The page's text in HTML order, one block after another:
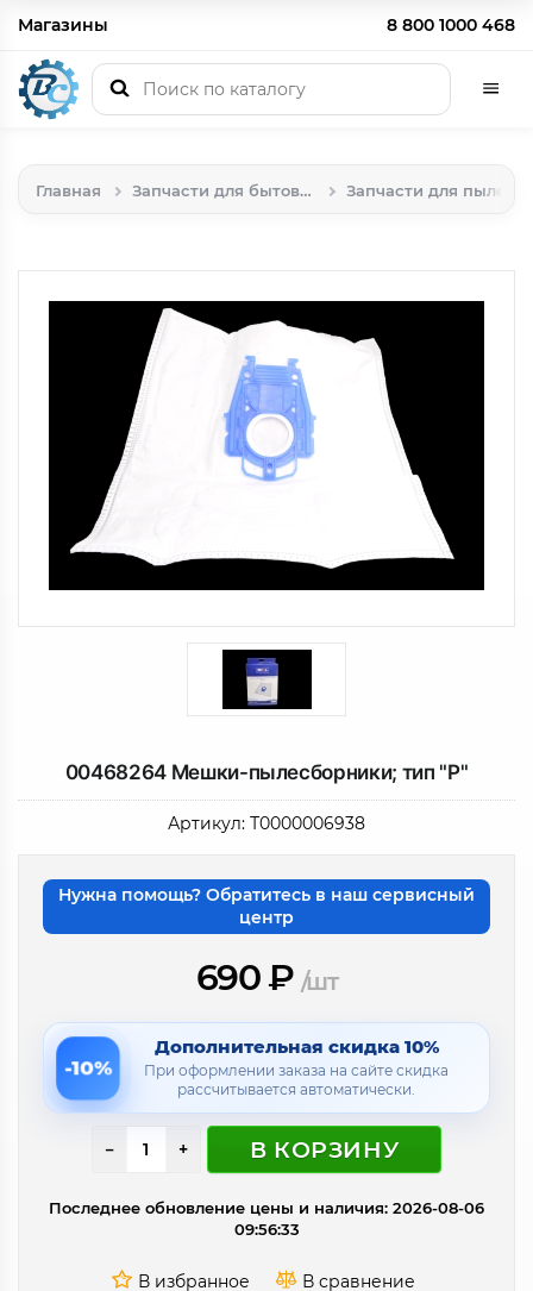
Магазины 8 800 1000 468
Главная Запчасти для бытовой техники
00468264 Мешки-пылесборники; тип "P"
Артикул: Т0000006938
Нужна помощь? Обратитесь в наш сервисный
центр
690 ₽ /шт
-10%
Дополнительная скидка 10%
При оформлении заказа на сайте скидка
рассчитывается автоматически.
− + В КОРЗИНУ
Последнее обновление цены и наличия: 2026-08-06
09:56:33